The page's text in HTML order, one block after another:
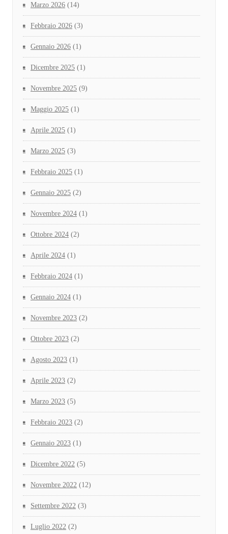
Marzo 2026 (14)
Febbraio 2026 (3)
Gennaio 2026 (1)
Dicembre 2025 (1)
Novembre 2025 (9)
Maggio 2025 (1)
Aprile 2025 (1)
Marzo 2025 (3)
Febbraio 2025 (1)
Gennaio 2025 (2)
Novembre 2024 (1)
Ottobre 2024 (2)
Aprile 2024 (1)
Febbraio 2024 (1)
Gennaio 2024 (1)
Novembre 2023 (2)
Ottobre 2023 (2)
Agosto 2023 (1)
Aprile 2023 (2)
Marzo 2023 (5)
Febbraio 2023 (2)
Gennaio 2023 (1)
Dicembre 2022 (5)
Novembre 2022 (12)
Settembre 2022 (3)
Luglio 2022 (2)